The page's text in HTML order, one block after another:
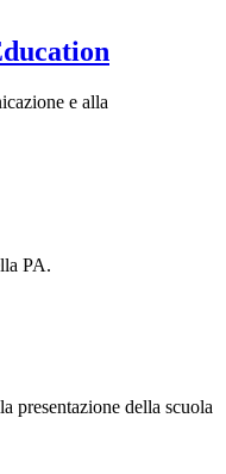
e alla
PA.
presentazione della scuola